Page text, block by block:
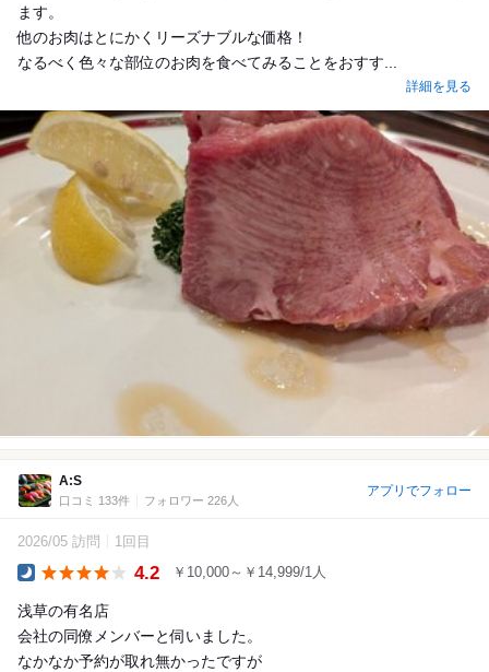
ます。
他のお肉はとにかくリーズナブルな価格！
なるべく色々な部位のお肉を食べてみることをおすす...
詳細を見る
A:S
口コミ 133件 フォロワー 226人
アプリでフォロー
2026/05 訪問 1回目
4.2 ￥10,000～￥14,999/1人
浅草の有名店
会社の同僚メンバーと伺いました。
なかなか予約が取れ無かったですが